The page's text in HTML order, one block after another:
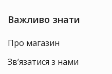
Важливо знати
Про магазин
Зв’язатися з нами